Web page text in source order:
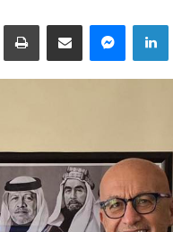
لينكدإن